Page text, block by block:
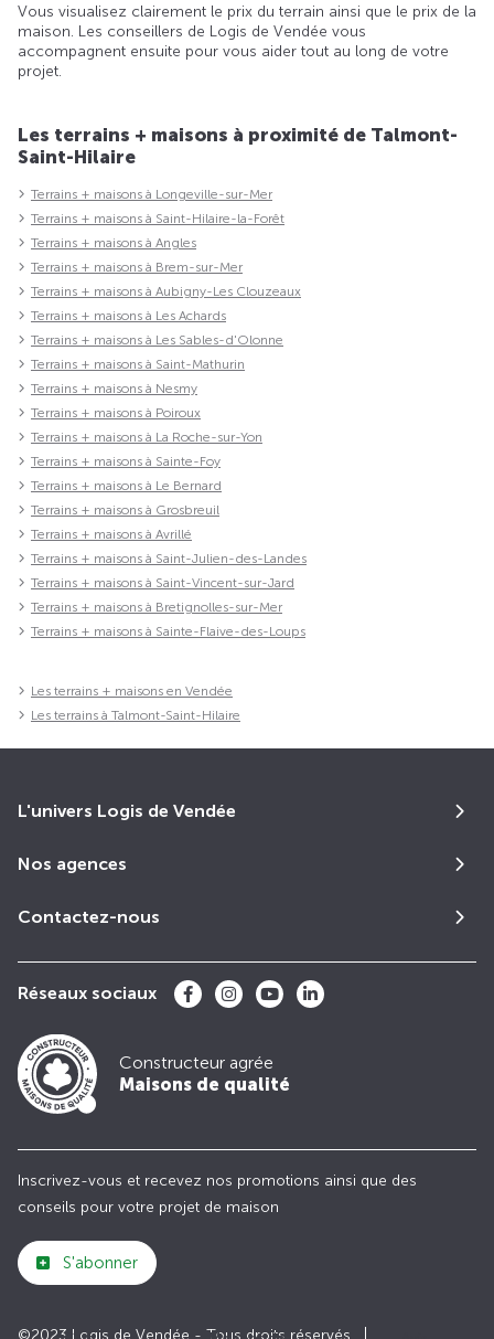
Vous visualisez clairement le prix du terrain ainsi que le prix de la
maison. Les conseillers de Logis de Vendée vous
accompagnent ensuite pour vous aider tout au long de votre
projet.
Les terrains + maisons à proximité de Talmont-
Saint-Hilaire
Terrains + maisons à Longeville-sur-Mer
Terrains + maisons à Saint-Hilaire-la-Forêt
Terrains + maisons à Angles
Terrains + maisons à Brem-sur-Mer
Terrains + maisons à Aubigny-Les Clouzeaux
Terrains + maisons à Les Achards
Terrains + maisons à Les Sables-d'Olonne
Terrains + maisons à Saint-Mathurin
Terrains + maisons à Nesmy
Terrains + maisons à Poiroux
Terrains + maisons à La Roche-sur-Yon
Terrains + maisons à Sainte-Foy
Terrains + maisons à Le Bernard
Terrains + maisons à Grosbreuil
Terrains + maisons à Avrillé
Terrains + maisons à Saint-Julien-des-Landes
Terrains + maisons à Saint-Vincent-sur-Jard
Terrains + maisons à Bretignolles-sur-Mer
Terrains + maisons à Sainte-Flaive-des-Loups
Les terrains + maisons en Vendée
Les terrains à Talmont-Saint-Hilaire
L'univers Logis de Vendée
Nos agences
Contactez-nous
Réseaux sociaux
Constructeur agrée
Maisons de qualité
Inscrivez-vous et recevez nos promotions ainsi que des
conseils pour votre projet de maison
S'abonner
©2023 Logis de Vendée - Tous droits réservés